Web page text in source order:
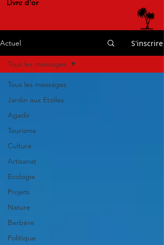
Livre d'or
Actuel S'inscrire
Tous les messages
Jardin aux Etoiles
Agadir
Tourisme
Culture
Artisanat
Ecologie
Projets
Nature
Berbère
Politique
Tous les messages